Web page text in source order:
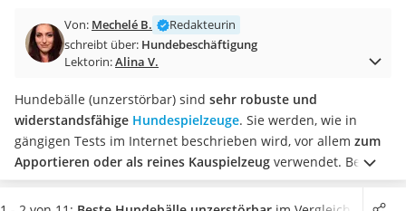
Massagepistole
Epilierer
Eiweißpulver
Magnesiumpräparat
Katzenklappe
Nackenmassagegerät
Zeckenschutz Katze
Von: Mechelé B.
Redakteurin
schreibt über: Hundebeschäftigung
Lektorin:Alina V.
Hundebälle (unzerstörbar) sind sehr robuste und
widerstandsfähige Hundespielzeuge. Sie werden, wie in
gängigen Tests im Internet beschrieben wird, vor allem zum
Apportieren oder als reines Kauspielzeug verwendet. Beim
Kauen auf dem Ball werden zudem die Zähne gereinigt und
besonders gut soll dieser Effekt bei Bällen mit einer